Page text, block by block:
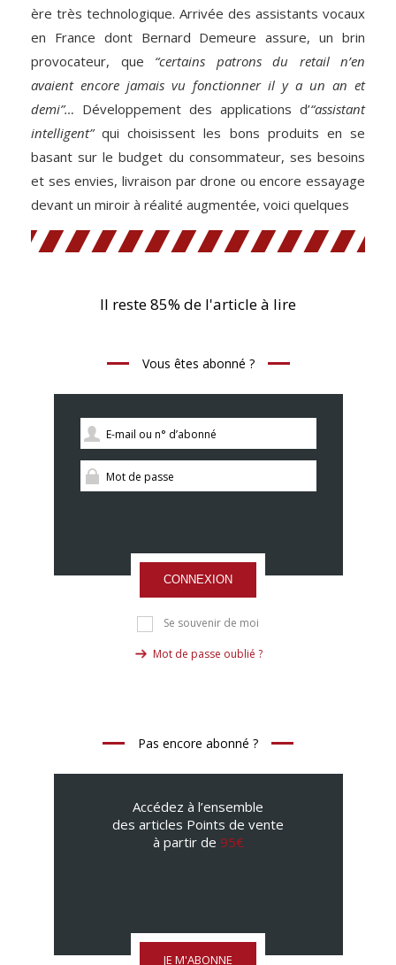
ère très technologique. Arrivée des assistants vocaux
en France dont Bernard Demeure assure, un brin
provocateur, que “certains patrons du retail n’en
avaient encore jamais vu fonctionner il y a un an et
demi”… Développement des applications d’“assistant
intelligent”qui choisissent les bons produits en se
basant sur le budget du consommateur, ses besoins
et ses envies, livraison par drone ou encore essayage
devant un miroir à réalité augmentée, voici quelques
Il reste 85% de l'article à lire
Vous êtes abonné ?
CONNEXION
Se souvenir de moi
Mot de passe oublié ?
Pas encore abonné ?
Accédez à l’ensemble
des articles Points de vente
à partir de 95€
JE M'ABONNE